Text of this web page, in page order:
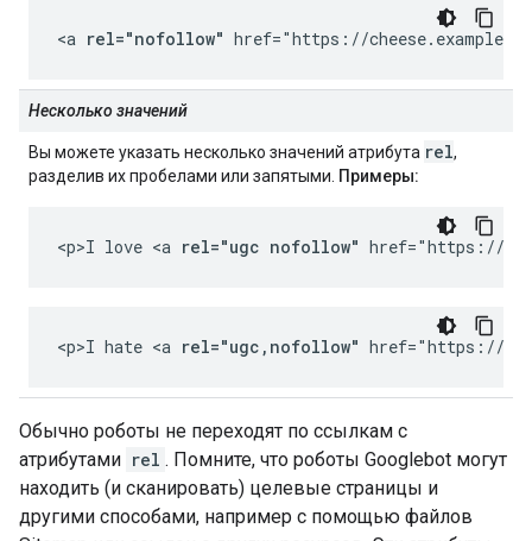
<a rel="nofollow" href="https://
Несколько значений
Вы можете указать несколько значений атрибута rel,
разделив их пробелами или запятыми. Примеры:
<p>I love <a rel="ugc nofollow" href="https://
<p>I hate <a rel="ugc,nofollow" href="https://
Обычно роботы не переходят по ссылкам с
атрибутами rel . Помните, что роботы Googlebot могут
находить (и сканировать) целевые страницы и
другими способами, например с помощью файлов